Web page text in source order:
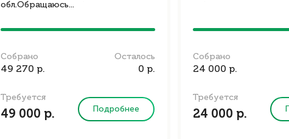
обл.Обращаюсь...
Собрано
49 270 р.
Осталось
0 р.
Требуется
49 000 р. Подробнее
Собрано
24 000 р.
Требуется
24 000 р.